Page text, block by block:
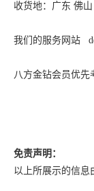
收货地：广东 佛
我们的服务网站
八方金钻会员优先
免责声明：
以上所展示的信息